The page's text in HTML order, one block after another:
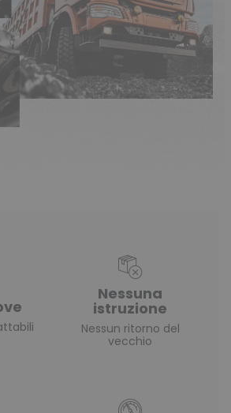
Nessuna
istruzione
Nessun ritorno del
vecchio